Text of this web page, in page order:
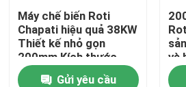
Máy chế biến Roti
Chapati hiệu quả 38KW
Thiết kế nhỏ gọn
200mm Kích thước
cuộn
Gửi yêu cầu
và